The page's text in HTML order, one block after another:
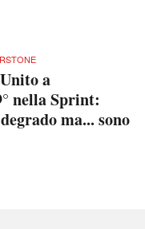
a
nella Sprint:
ma... sono